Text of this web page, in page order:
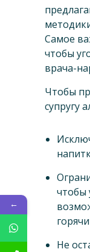
Самое
чтобы
врача-
Чтобы
супругу
чтобы
Не
←